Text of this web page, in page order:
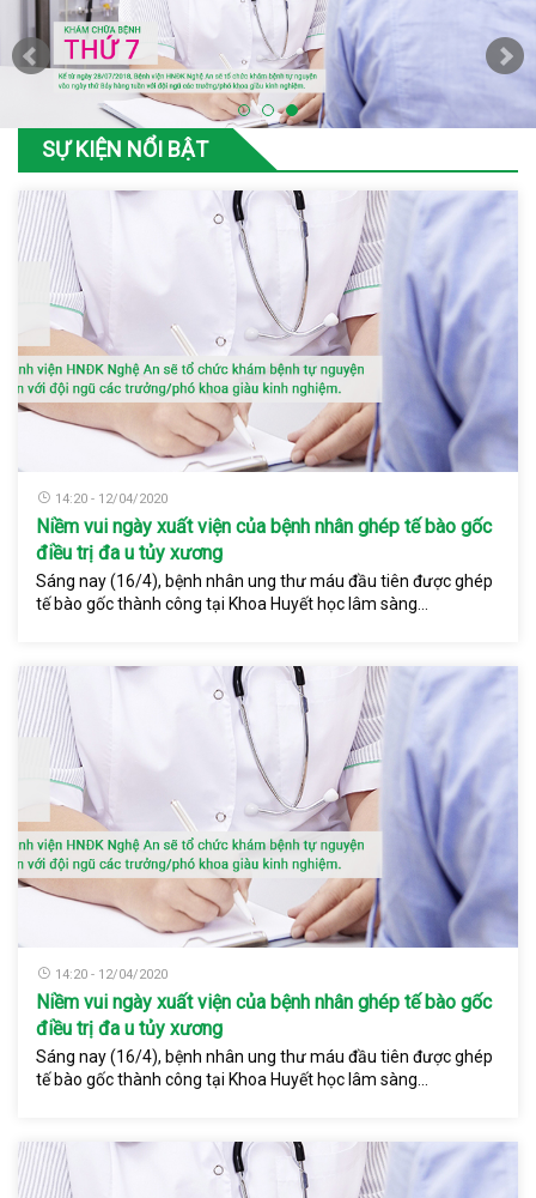
SỰ KIỆN NỔI BẬT
14:20 - 12/04/2020
Niềm vui ngày xuất viện của bệnh nhân ghép tế bào gốc
điều trị đa u tủy xương
Sáng nay (16/4), bệnh nhân ung thư máu đầu tiên được ghép
tế bào gốc thành công tại Khoa Huyết học lâm sàng...
14:20 - 12/04/2020
Niềm vui ngày xuất viện của bệnh nhân ghép tế bào gốc
điều trị đa u tủy xương
Sáng nay (16/4), bệnh nhân ung thư máu đầu tiên được ghép
tế bào gốc thành công tại Khoa Huyết học lâm sàng...